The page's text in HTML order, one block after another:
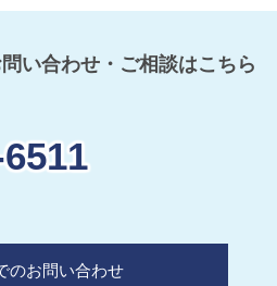
い合わせ・ご相談はこちら
のお問い合わせ